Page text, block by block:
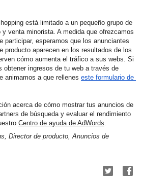
está limitado a un pequeño grupo de
venta minorista. A medida que ofrezcamos
participar, esperamos que los anunciantes
producto aparecen en los resultados de los
cómo aumenta el tráfico a sus webs. Si
obtener ingresos de tu web a través de
animamos a que rellenes este formulario de
acerca de cómo mostrar tus anuncios de
de búsqueda y evaluar el rendimiento
Centro de ayuda de AdWords.
Director de producto, Anuncios de